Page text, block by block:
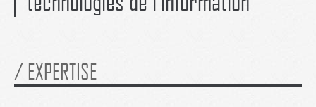
/ EXPERTISE